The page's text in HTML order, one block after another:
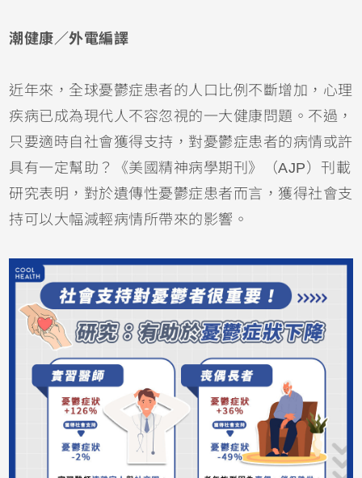
潮健康／外電編譯
近年來，全球憂鬱症患者的人口比例不斷增加，心理
疾病已成為現代人不容忽視的一大健康問題。不過，
只要適時自社會獲得支持，對憂鬱症患者的病情或許
具有一定幫助？《美國精神病學期刊》（AJP）刊載
研究表明，對於遺傳性憂鬱症患者而言，獲得社會支
持可以大幅減輕病情所帶來的影響。